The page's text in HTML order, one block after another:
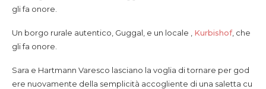
gli fa onore.
Un borgo rurale autentico, Guggal, e un locale , Kurbishof, che
gli fa onore.
Sara e Hartmann Varesco lasciano la voglia di tornare per god
ere nuovamente della semplicità accogliente di una saletta cu